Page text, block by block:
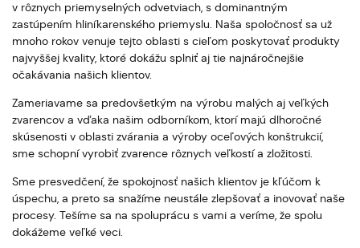
v rôznych priemyselných odvetviach, s dominantným
zastúpením hliníkarenského priemyslu. Naša spoločnosť sa už
mnoho rokov venuje tejto oblasti s cieľom poskytovať produkty
najvyššej kvality, ktoré dokážu splniť aj tie najnáročnejšie
očakávania našich klientov.
Zameriavame sa predovšetkým na výrobu malých aj veľkých
zvarencov a vďaka našim odborníkom, ktorí majú dlhoročné
skúsenosti v oblasti zvárania a výroby oceľových konštrukcií,
sme schopní vyrobiť zvarence rôznych veľkostí a zložitosti.
Sme presvedčení, že spokojnosť našich klientov je kľúčom k
úspechu, a preto sa snažíme neustále zlepšovať a inovovať naše
procesy. Tešíme sa na spoluprácu s vami a veríme, že spolu
dokážeme veľké veci.